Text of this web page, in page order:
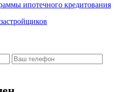
ипотечного кредитования